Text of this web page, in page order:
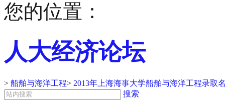
您的位置：
人大经济论坛
> 船舶与海洋工程> 2013年上海海事大学船舶与海洋工程录取
搜索